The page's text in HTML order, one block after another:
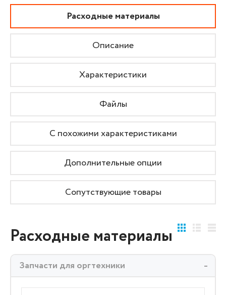
Расходные материалы
Описание
Характеристики
Файлы
С похожими характеристиками
Дополнительные опции
Сопутствующие товары
Расходные материалы
Запчасти для оргтехники